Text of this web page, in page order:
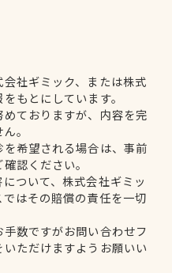
社ギミック、または株式
もとにしています。
ておりますが、内容を完
。
希望される場合は、事前
認ください。
ついて、株式会社ギミッ
はその賠償の責任を一切
数ですがお問い合わせフ
ただけますようお願いい